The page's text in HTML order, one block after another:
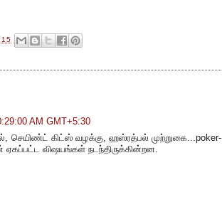
AM GMT+5:30
கிட்ஸ் வழக்கு, ஹஸ்ரத்பல் முற்றுகை...poker-
ஏகப்பட்ட விஷயங்கள் நடந்திருக்கின்றன.